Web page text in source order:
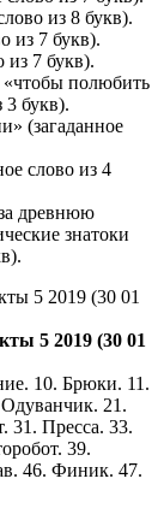
из 8 букв).
из 7 букв).
из 7 букв).
«чтобы полюбить
3 букв).
(загаданное
слово из 4
древнюю
знатоки
5 2019 (30 01
10. Брюки. 11.
21.
31. Пресса. 33.
39.
46. Финик. 47.